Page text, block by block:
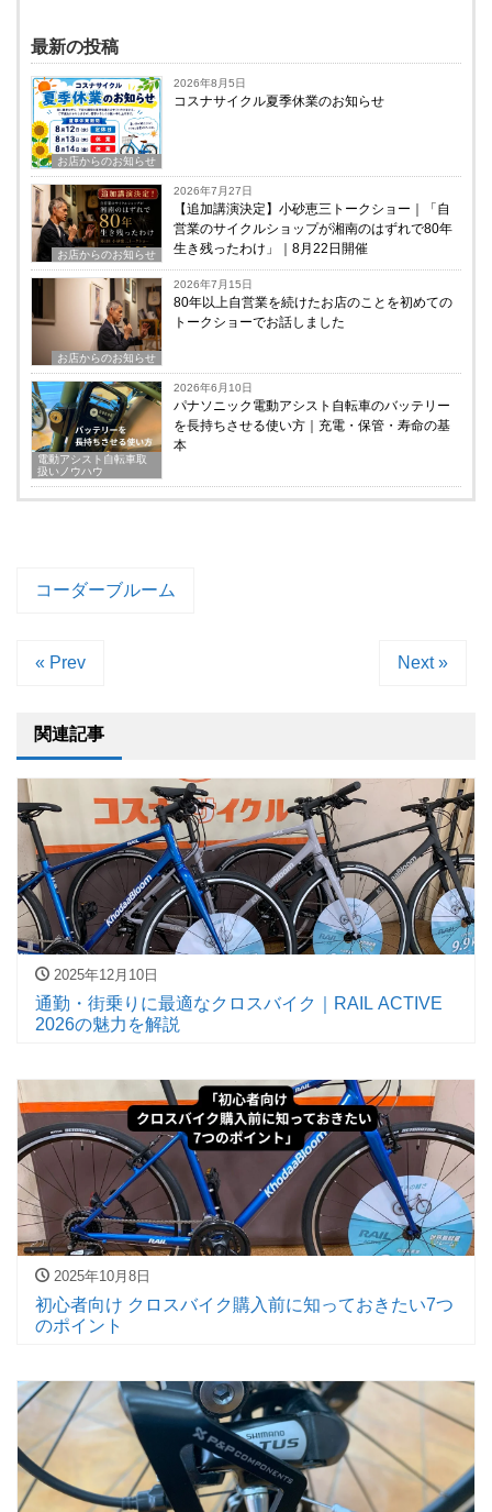
最新の投稿
お店からのお知らせ
2026年8月5日
コスナサイクル夏季休業のお知らせ
お店からのお知らせ
2026年7月27日
【追加講演決定】小砂恵三トークショー｜「自
営業のサイクルショップが湘南のはずれで80年
生き残ったわけ」｜8月22日開催
お店からのお知らせ
2026年7月15日
80年以上自営業を続けたお店のことを初めての
トークショーでお話しました
電動アシスト自転車取
扱いノウハウ
2026年6月10日
パナソニック電動アシスト自転車のバッテリー
を長持ちさせる使い方｜充電・保管・寿命の基
本
コーダーブルーム
« Prev Next »
関連記事
2025年12月10日
通勤・街乗りに最適なクロスバイク｜RAIL ACTIVE
2026の魅力を解説
2025年10月8日
初心者向け クロスバイク購入前に知っておきたい7つ
のポイント